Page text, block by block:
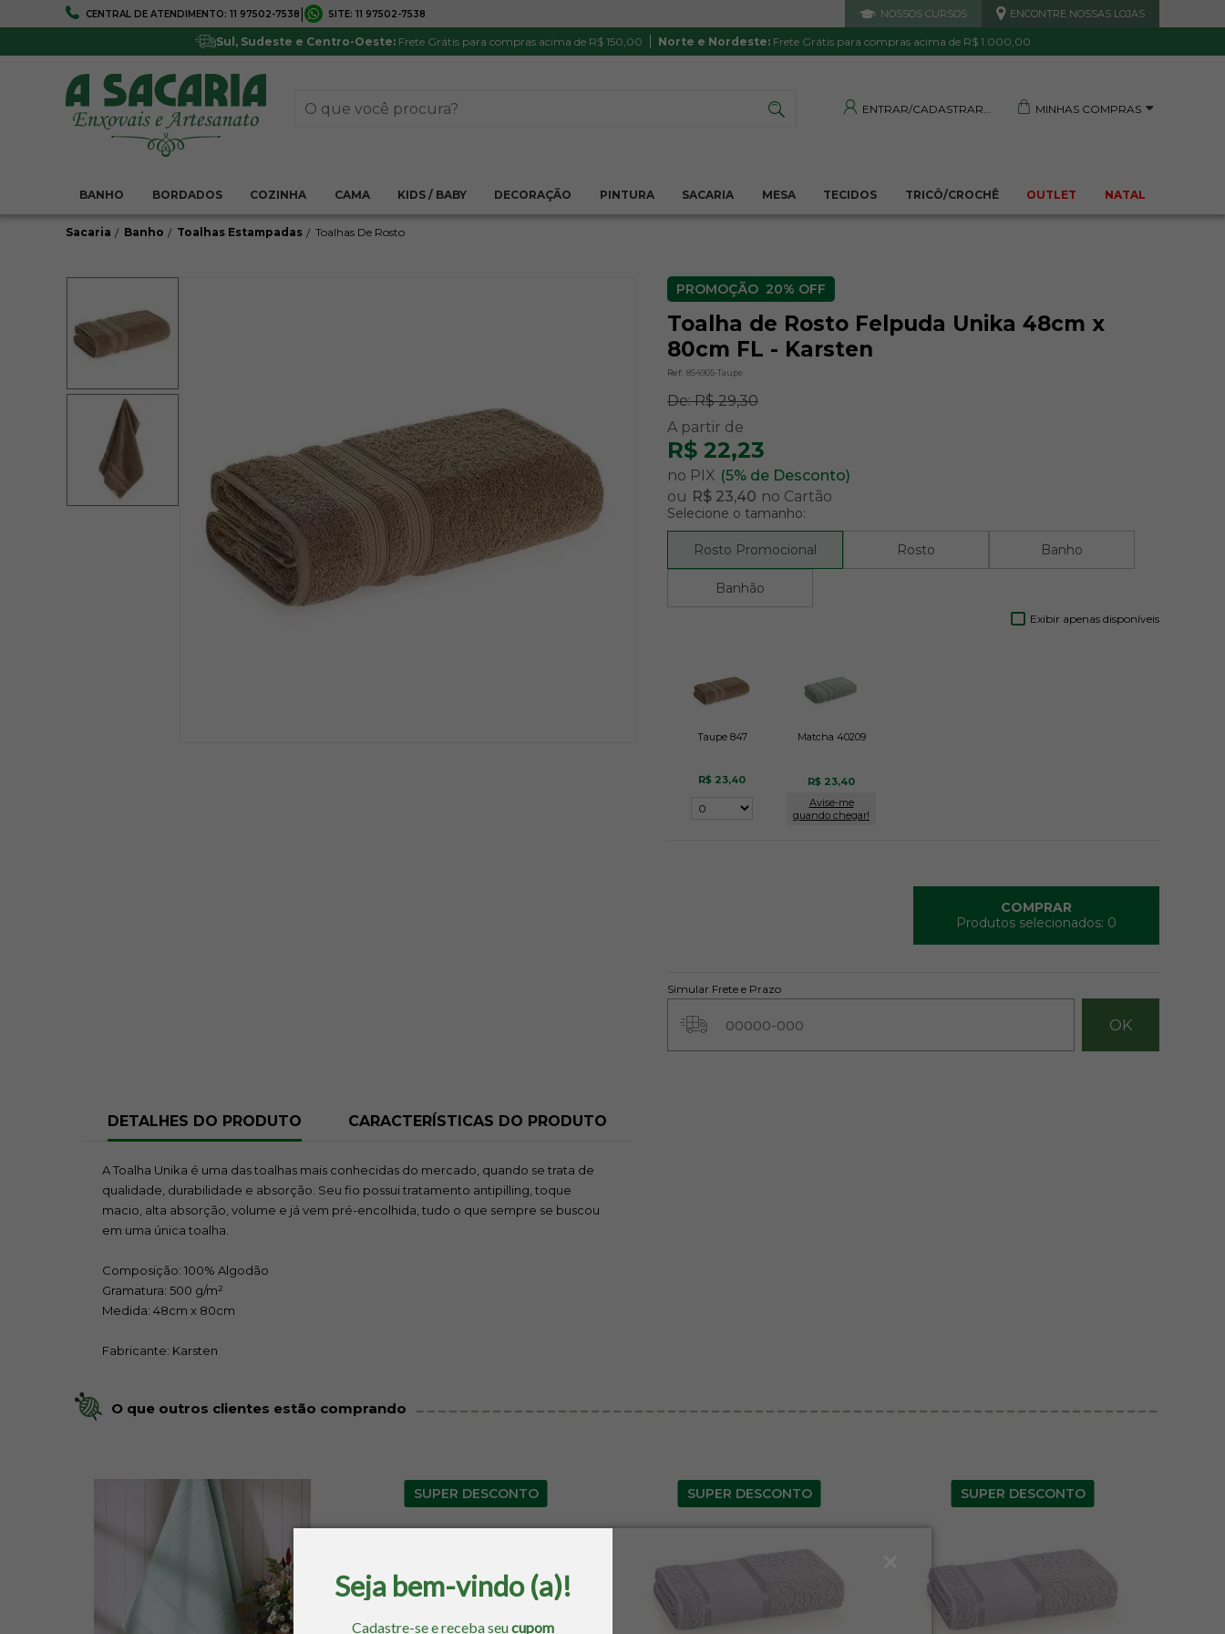
Seja bem-vindo (a)!
Cadastre-se e receba seucupom
CENTRAL DE ATENDIMENTO: 11 97502-7538 SITE: 11 97502-7538 NOSSOS CURSOS ENCONTRE NOSSAS LOJAS
Sul, Sudeste e Centro-Oeste:Frete Grátis para compras acima de R$ 150,00 Norte e Nordeste:Frete Grátis para compras acima de R$ 1.000,00
ENTRAR/CADASTRAR MINHAS COMPRAS
BANHO BORDADOS COZINHA CAMA KIDS / BABY DECORAÇÃO PINTURA SACARIA MESA TECIDOS TRICÔ/CROCHÊ OUTLET NATAL
FRETE GRÁTIS 5% DE DESCONTO
Pagamentos via boleto ou PIX Parcela mínima R$ 20,00
PRODUTO DE QUALIDADE
Satisfação Garantida
TRANQUILIDADE E PROTEÇÃO
Sacaria Banho Toalhas Estampadas Toalhas De Rosto
20% OFF
Toalha de Rosto Felpuda Unika 48cm x
80cm FL - Karsten
Ref: 854905-Taupe
De:R$ 29,30
R$ 22,23
no PIX (5% de Desconto)
ou R$ 23,40 no Cartão
Selecione o tamanho:
Rosto Promocional Rosto Banho
Banhão
Exibir apenas disponíveis
Taupe 847
R$ 23,40
Matcha 40209
R$ 23,40
Avise-me
quando chegar!
COMPRAR
Produtos selecionados: 0
Simular Frete e Prazo
DETALHES DO PRODUTO CARACTERÍSTICAS DO PRODUTO
A Toalha Unika é uma das toalhas mais conhecidas do mercado, quando se trata de
qualidade, durabilidade e absorção. Seu fio possui tratamento antipilling, toque
macio, alta absorção, volume e já vem pré-encolhida, tudo o que sempre se buscou
em uma única toalha.
Composição: 100% Algodão
Gramatura: 500 g/m²
Medida: 48cm x 80cm
Fabricante: Karsten
O que outros clientes estão comprando
SUPER DESCONTO SUPER DESCONTO SUPER DESCONTO